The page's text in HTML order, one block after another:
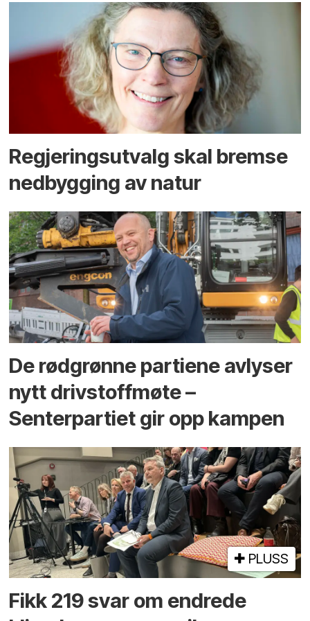
Regjerings­utvalg skal bremse
ned­bygging av natur
De rødgrønne partiene avlyser
nytt drivstoffmøte –
Senterpartiet gir opp kampen
PLUSS
Fikk 219 svar om endrede